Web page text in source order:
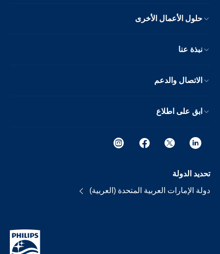
حلول الأعمال الأخرى
نبذة عنا
الاتصال والدعم
ابق على اطلاع
تحديد الدولة
دولة الإمارات العربية المتحدة (العربية)